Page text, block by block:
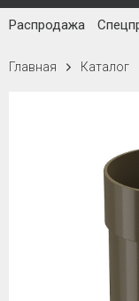
Распродажа
Главная Каталог